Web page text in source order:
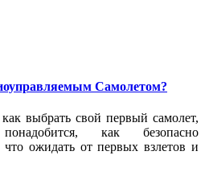
Самолетом?
выбрать свой первый самолет,
как безопасно
что ожидать от первых взлетов и